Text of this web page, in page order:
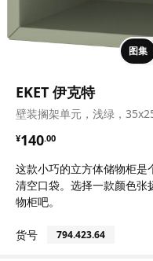
图集
EKET 伊克特
壁装搁架单元，浅绿，
¥140.00
¥ 140.00
这款小巧的立方体储物柜是
清空口袋。选择一款颜色张
物柜吧。
货号 794.423.64